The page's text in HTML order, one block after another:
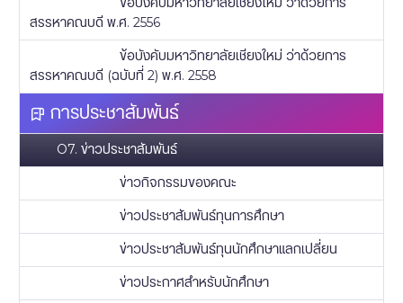
สรรหาคณบดี พ.ศ. 2556
ข้อบังคับมหาวิทยาลัยเชียงใหม่ ว่าด้วยการ
สรรหาคณบดี (ฉบับที่ 2) พ.ศ. 2558
การประชาสัมพันธ์
O7. ข่าวประชาสัมพันธ์
ข่าวกิจกรรมของคณะ
ข่าวประชาสัมพันธ์ทุนการศึกษา
ข่าวประชาสัมพันธ์ทุนนักศึกษาแลกเปลี่ยน
ข่าวประกาศสำหรับนักศึกษา